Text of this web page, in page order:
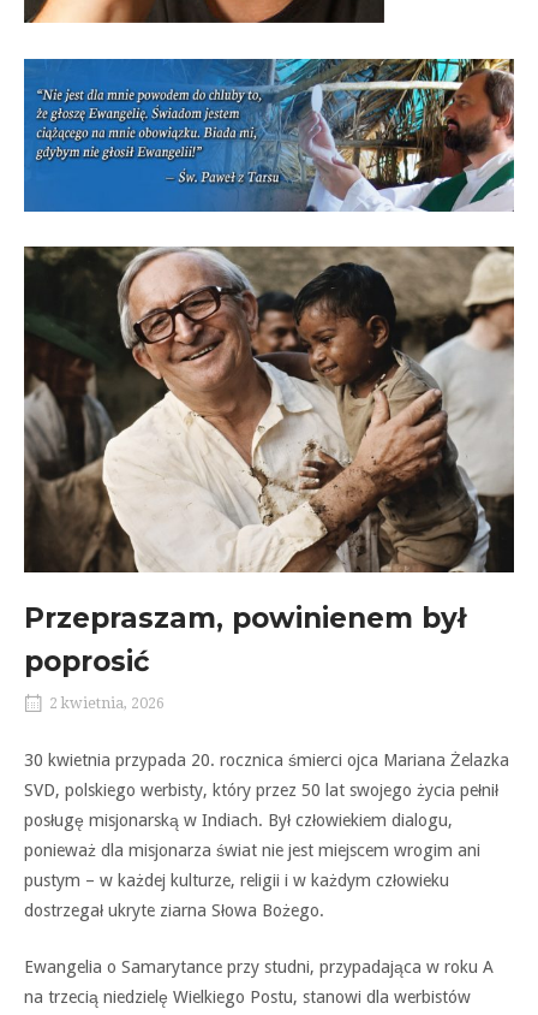
Przepraszam, powinienem był
poprosić
2 kwietnia, 2026
30 kwietnia przypada 20. rocznica śmierci ojca Mariana Żelazka
SVD, polskiego werbisty, który przez 50 lat swojego życia pełnił
posługę misjonarską w Indiach. Był człowiekiem dialogu,
ponieważ dla misjonarza świat nie jest miejscem wrogim ani
pustym – w każdej kulturze, religii i w każdym człowieku
dostrzegał ukryte ziarna Słowa Bożego.
Ewangelia o Samarytance przy studni, przypadająca w roku A
na trzecią niedzielę Wielkiego Postu, stanowi dla werbistów